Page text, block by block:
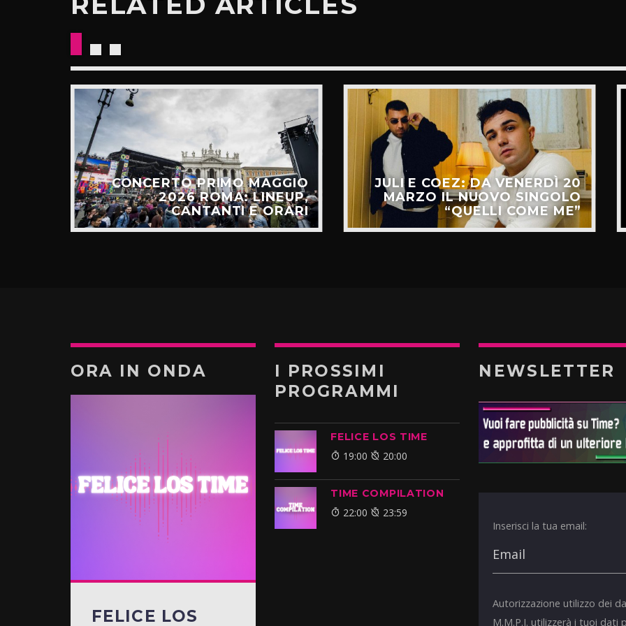
CONCERTO PRIMO MAGGIO
2026 ROMA: LINEUP,
CANTANTI E ORARI
JULI E COEZ: DA VENERDÌ 20
MARZO IL NUOVO SINGOLO
“QUELLI COME ME”
ORA IN ONDA
FELICE LOS
I PROSSIMI
PROGRAMMI
FELICE LOS TIME
19:00 20:00
TIME COMPILATION
22:00 23:59
NEWSLETTER
Inserisci la tua email:
Autorizzazione utilizzo dei
M.M.P.I. utilizzerà i tuoi dati